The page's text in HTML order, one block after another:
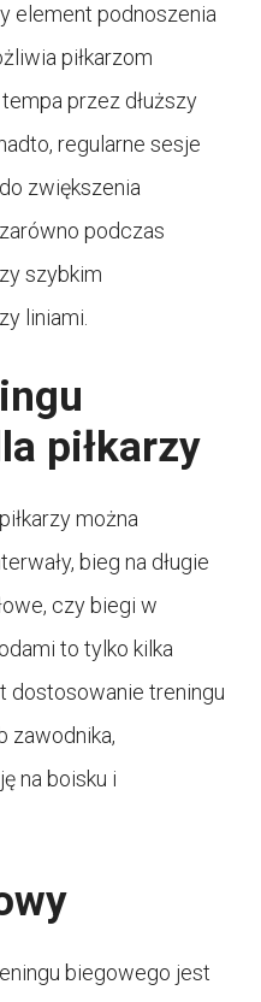
element podnoszenia
piłkarzom
przez dłuższy
regularne sesje
zwiększenia
podczas
szybkim
liniami.
piłkarzy
można
bieg na długie
czy biegi w
to tylko kilka
dostosowanie treningu
zawodnika,
na boisku i
biegowego jest